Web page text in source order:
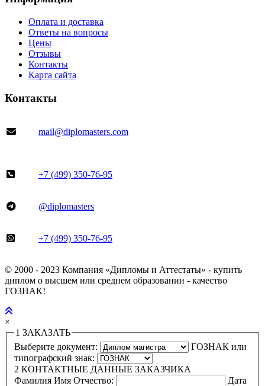
Оплата и доставка
Ответы на вопросы
Цены
Отзывы
Контакты
Карта сайта
Контакты
mail@diplomasters.com
+7 (499) 350-76-95
@diplomasters
+7 (499) 350-76-95
© 2000 - 2023 Компания «Дипломы и Аттестаты» - купить
диплом о высшем или среднем образовании - качество
ГОЗНАК!
×
1 ЗАКАЗАТЬ
Выберите документ:
ГОЗНАК или
типографский знак:
2 КОНТАКТНЫЕ ДАННЫЕ ЗАКАЗЧИКА
Фамилия Имя Отчество:
Дата